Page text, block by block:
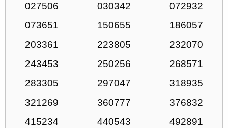
027506
030342
072932
073651
150655
186057
203361
223805
232070
243453
250256
268571
283305
297047
318935
321269
360777
376832
415234
440543
492891